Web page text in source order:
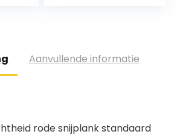
Aanvullende informatie
rode snijplank standaard